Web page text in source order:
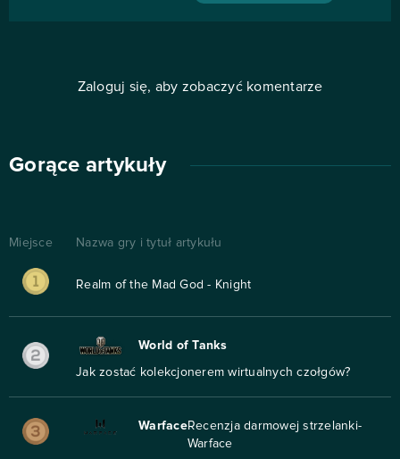
Zaloguj się, aby zobaczyć komentarze
Gorące artykuły
Miejsce Nazwa gry i tytuł artykułu
Realm of the Mad God - Knight
World of Tanks
Jak zostać kolekcjonerem wirtualnych czołgów?
WarfaceRecenzja darmowej strzelanki-
Warface